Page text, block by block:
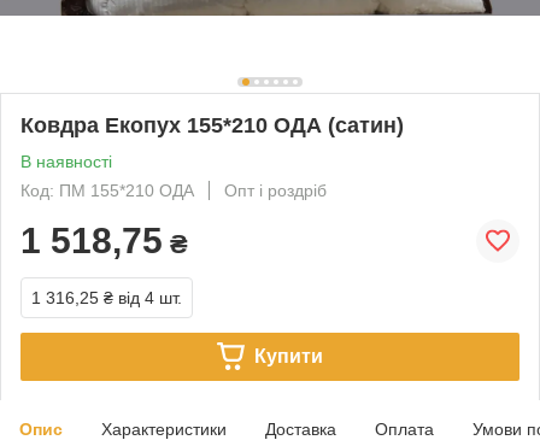
Ковдра Екопух 155*210 ОДА (сатин)
В наявності
Код: ПМ 155*210 ОДА
Опт і роздріб
1 518,75 ₴
1 316,25 ₴ від 4 шт.
Купити
Опис Характеристики Доставка Оплата Умови